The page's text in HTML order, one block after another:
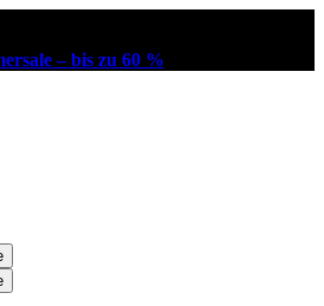
– bis zu 60 %